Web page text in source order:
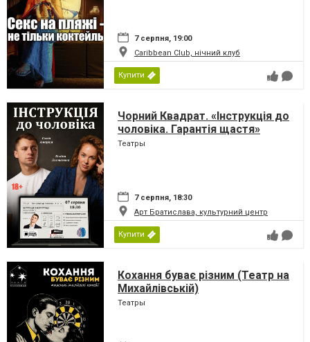
7 серпня, 19:00
Caribbean Club, нічний клуб
Купити
Чорний Квадрат. «Інструкція до
чоловіка. Гарантія щастя»
Театры
7 серпня, 18:30
Арт Братислава, культурний центр
Купити
Кохання буває різним (Театр на
Михайлівській)
Театры